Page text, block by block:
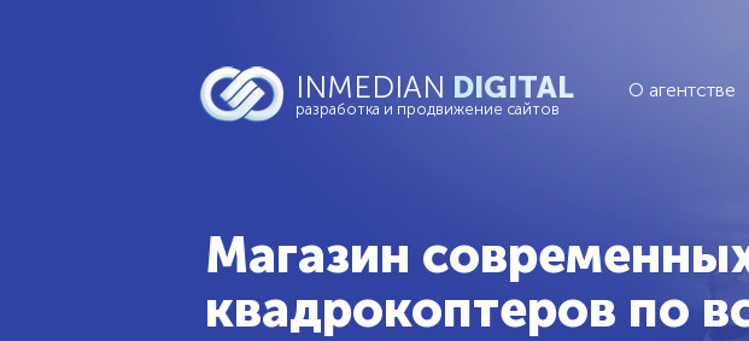
INMEDIAN DIGITAL
разработка и продвижение сайтов
О агентстве
Магазин
квадрокоптеров по